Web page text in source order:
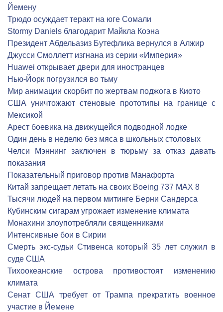
Йемену
Трюдо осуждает теракт на юге Сомали
Stormy Daniels благодарит Майкла Коэна
Президент Абдельазиз Бутефлика вернулся в Алжир
Джусси Смоллетт изгнана из серии «Империя»
Huawei открывает двери для иностранцев
Нью-Йорк погрузился во тьму
Мир анимации скорбит по жертвам поджога в Киото
США уничтожают стеновые прототипы на границе с
Мексикой
Арест боевика на движущейся подводной лодке
Один день в неделю без мяса в школьных столовых
Челси Мэннинг заключен в тюрьму за отказ давать
показания
Показательный приговор против Манафорта
Китай запрещает летать на своих Boeing 737 MAX 8
Тысячи людей на первом митинге Берни Сандерса
Кубинским сигарам угрожает изменение климата
Монахини злоупотребляли священниками
Интенсивные бои в Сирии
Смерть экс-судьи Стивенса который 35 лет служил в
суде США
Тихоокеанские острова противостоят изменению
климата
Сенат США требует от Трампа прекратить военное
участие в Йемене